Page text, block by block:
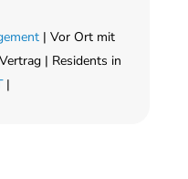
| Vor Ort mit
| Residents in
|